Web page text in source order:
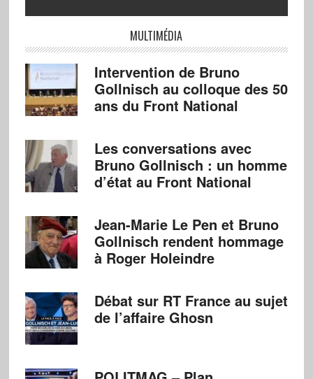
MULTIMÉDIA
Intervention de Bruno
Gollnisch au colloque des 50
ans du Front National
Les conversations avec
Bruno Gollnisch : un homme
d’état au Front National
Jean-Marie Le Pen et Bruno
Gollnisch rendent hommage
à Roger Holeindre
Débat sur RT France au sujet
de l’affaire Ghosn